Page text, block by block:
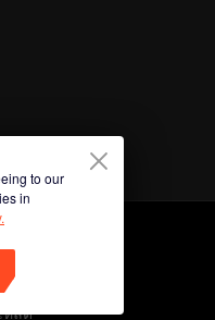
to our
in
หลด